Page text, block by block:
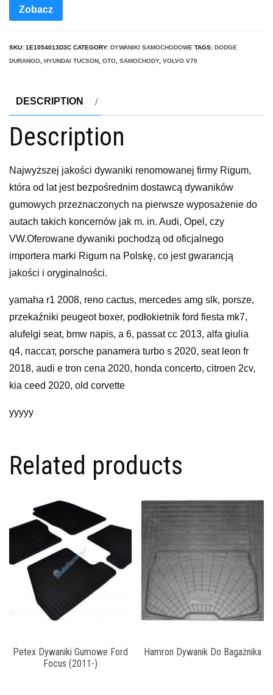
Zobacz
SKU: 1E1054013D3C CATEGORY: DYWANIKI SAMOCHODOWE TAGS: DODGE
DURANGO HYUNDAI TUCSON OTO SAMOCHODY, VOLVO V70
DESCRIPTION
Description
Najwyższej jakości dywaniki renomowanej firmy Rigum,
która od lat jest bezpośrednim dostawcą dywaników
gumowych przeznaczonych na pierwsze wyposażenie do
autach takich koncernów jak m. in. Audi, Opel, czy
VW.Oferowane dywaniki pochodzą od oficjalnego
importera marki Rigum na Polskę, co jest gwarancją
jakości i oryginalności.
yamaha r1 2008, reno cactus, mercedes amg slk, porsze,
przekaźniki peugeot boxer, podłokietnik ford fiesta mk7,
alufelgi seat, bmw napis, a 6, passat cc 2013, alfa giulia
q4, пассат, porsche panamera turbo s 2020, seat leon fr
2018, audi e tron cena 2020, honda concerto, citroen 2cv,
kia ceed 2020, old corvette
yyyyy
Related products
Petex Dywaniki Gumowe Ford
Focus (2011-)
Hamron Dywanik Do Bagażnika